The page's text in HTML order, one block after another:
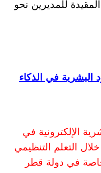
للمديرين نحو
البشرية في الذكاء
الإلكترونية في
التعلم التنظيمي
في دولة قطر